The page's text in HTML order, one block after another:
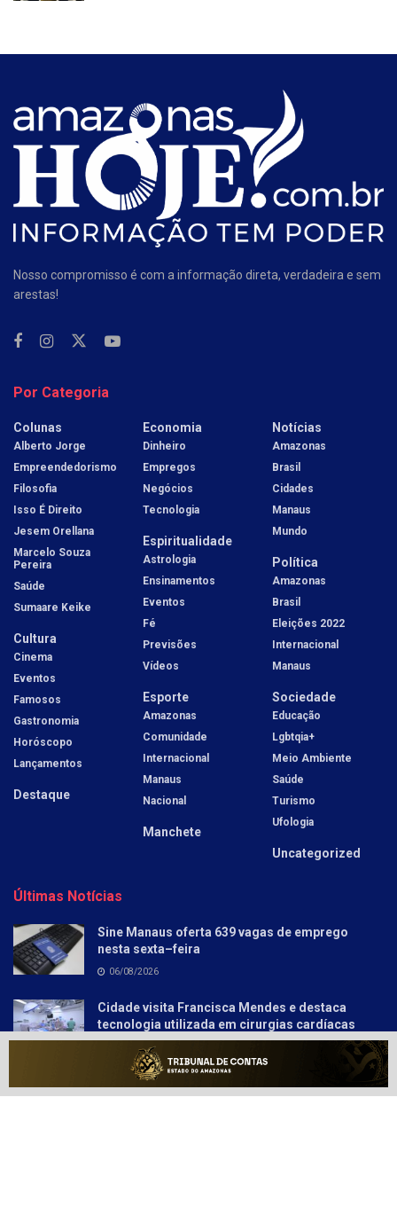
Nosso compromisso é com a informação direta, verdadeira e sem
arestas!
Por Categoria
Colunas
Alberto Jorge
Empreendedorismo
Filosofia
Isso É Direito
Jesem Orellana
Marcelo Souza
Pereira
Saúde
Sumaare Keike
Cultura
Cinema
Eventos
Famosos
Gastronomia
Horóscopo
Lançamentos
Destaque
Economia
Dinheiro
Empregos
Negócios
Tecnologia
Espiritualidade
Astrologia
Ensinamentos
Eventos
Fé
Previsões
Vídeos
Esporte
Amazonas
Comunidade
Internacional
Manaus
Nacional
Manchete
Notícias
Amazonas
Brasil
Cidades
Manaus
Mundo
Política
Amazonas
Brasil
Eleições 2022
Internacional
Manaus
Sociedade
Educação
Lgbtqia+
Meio Ambiente
Saúde
Turismo
Ufologia
Uncategorized
Últimas Notícias
Sine Manaus oferta 639 vagas de emprego
nesta sexta–feira
06/08/2026
Cidade visita Francisca Mendes e destaca
tecnologia utilizada em cirurgias cardíacas
pediátricas
06/08/2026